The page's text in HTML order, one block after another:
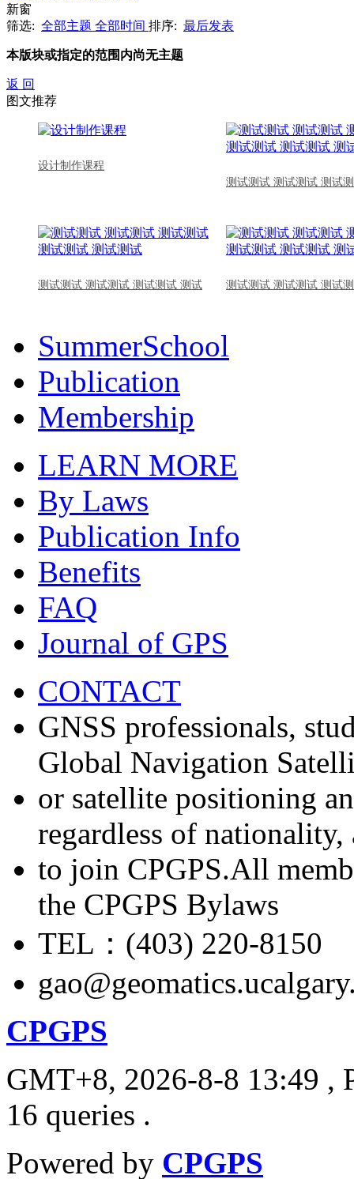
新窗
筛选: 全部主题 全部时间 排序: 最后发表
本版块或指定的范围内尚无主题
返 回
图文推荐
设计制作课程
测试测试 测试测试 测试
测试测试 测试测试 测试测试 测试 测试测试 测试测试 测试
SummerSchool
Publication
Membership
LEARN MORE
By Laws
Publication Info
Benefits
FAQ
Journal of GPS
CONTACT
GNSS professionals,
Global Navigation
or satellite positioning
regardless of nationality,
to join CPGPS.All
the CPGPS Bylaws
TEL：(403) 220-8150
CPGPS
GMT+8, 2026-8-8 13:49 ,
16 queries .
Powered by CPGPS